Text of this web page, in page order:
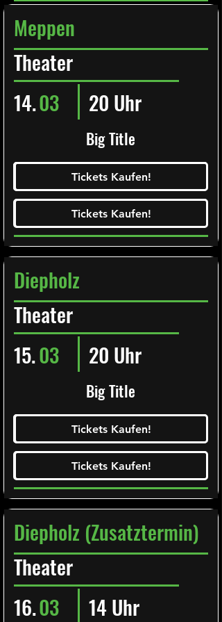
Meppen
Theater
Big Title
14.03 20 Uhr
Tickets Kaufen!
Ticketalarm abonieren!
Tickets Kaufen!
Tickets Kaufen!
Tickets Kaufen!
Diepholz
Theater
Big Title
15.03 20 Uhr
Tickets Kaufen!
Ticketalarm abonieren!
Tickets Kaufen!
Tickets Kaufen!
Tickets Kaufen!
Diepholz (Zusatztermin)
Theater
16.03 14 Uhr